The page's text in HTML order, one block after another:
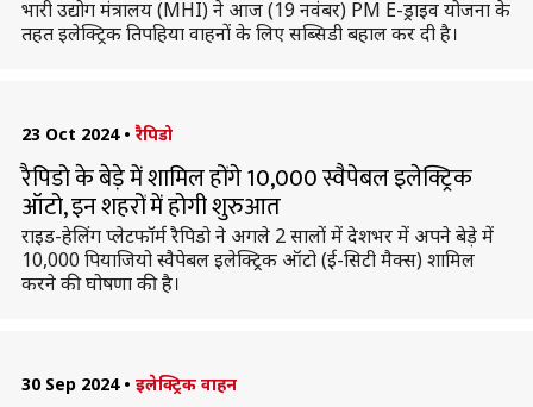
भारी उद्योग मंत्रालय (MHI) ने आज (19 नवंबर) PM E-ड्राइव योजना के
तहत इलेक्ट्रिक तिपहिया वाहनों के लिए सब्सिडी बहाल कर दी है।
23 Oct 2024 • रैपिडो
रैपिडो के बेड़े में शामिल होंगे 10,000 स्वैपेबल इलेक्ट्रिक
ऑटो, इन शहरों में होगी शुरुआत
राइड-हेलिंग प्लेटफॉर्म रैपिडो ने अगले 2 सालों में देशभर में अपने बेड़े में
10,000 पियाजियो स्वैपेबल इलेक्ट्रिक ऑटो (ई-सिटी मैक्स) शामिल
करने की घोषणा की है।
30 Sep 2024 • इलेक्ट्रिक वाहन